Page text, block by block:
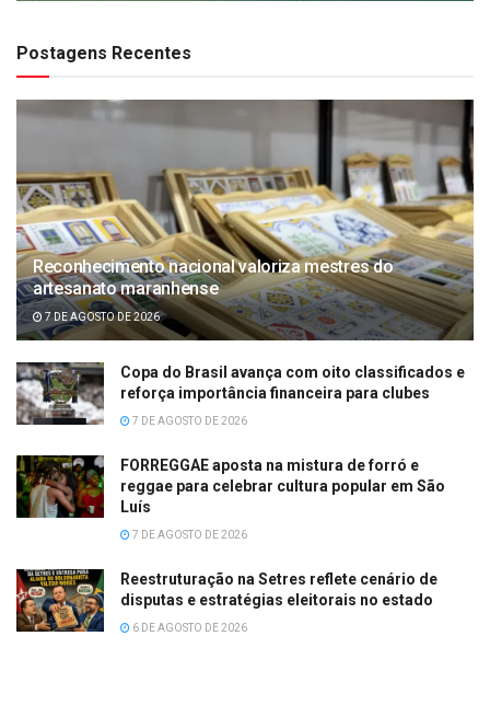
Postagens Recentes
Reconhecimento nacional valoriza mestres do
artesanato maranhense
7 DE AGOSTO DE 2026
Copa do Brasil avança com oito classificados e
reforça importância financeira para clubes
7 DE AGOSTO DE 2026
FORREGGAE aposta na mistura de forró e
reggae para celebrar cultura popular em São
Luís
7 DE AGOSTO DE 2026
Reestruturação na Setres reflete cenário de
disputas e estratégias eleitorais no estado
6 DE AGOSTO DE 2026